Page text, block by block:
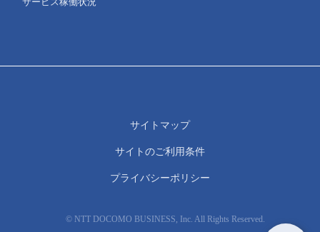
© NTT DOCOMO BUSINESS, Inc. All Rights Reserved.
サイトマップ
サイトのご利用条件
プライバシーポリシー